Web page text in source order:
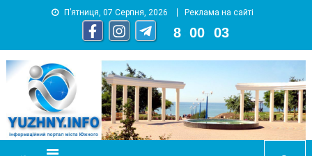
П’ятниця, 07 Серпня, 2026 Реклама на сайті
8 00 04
YUZHNY.INFO
информационный портал города Южный